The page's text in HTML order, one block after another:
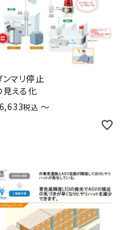
ンマリ停止
見える化
6,633税込 〜